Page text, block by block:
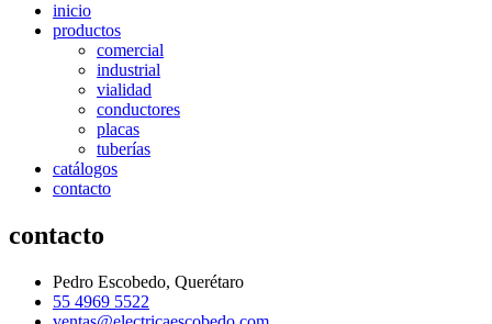
inicio
productos
comercial
industrial
vialidad
conductores
placas
tuberías
catálogos
contacto
contacto
Pedro Escobedo, Querétaro
55 4969 5522